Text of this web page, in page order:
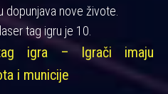
nove živote.
tag igru je 10.
igra – Igrači imaju
i municije